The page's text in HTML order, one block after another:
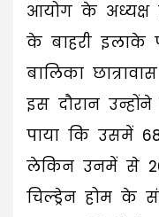
आयोग के अध्यक्ष
के बाहरी इलाके
बालिका
इस दौरान
पाया कि उसमें 68
लेकिन उनमें से
चिल्ड्रेन होम के